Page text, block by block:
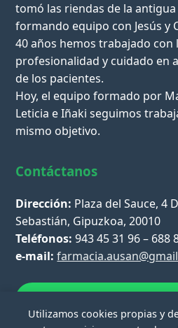
tomó las riendas de la
formando equipo con Jesús y
40 años hemos trabajado con
profesionalidad y cuidado en
de los pacientes.
Hoy, el equipo formado por
Leticia e Iñaki seguimos
mismo objetivo.
Contáctanos
Dirección: Plaza del Sauce, 4
Sebastián, Gipuzkoa, 20010
Teléfonos: 943 45 31 96 – 688
e-mail:
Utilizamos cookies propias y